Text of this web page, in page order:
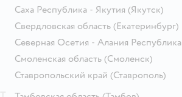
Саха Республика - Якутия (Якутск)
Свердловская область (Екатеринбург)
Северная Осетия - Алания Республика
Смоленская область (Смоленск)
Ставропольский край (Ставрополь)